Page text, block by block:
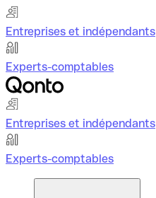
Entreprises et indépendants
Experts-comptables
Entreprises et indépendants
Experts-comptables